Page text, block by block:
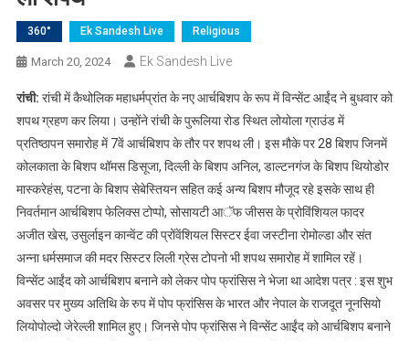
360° Ek Sandesh Live Religious
March 20, 2024 Ek Sandesh Live
रांची: रांची में कैथोलिक महाधर्मप्रांत के नए आर्चबिशप के रूप में विन्सेंट आईंद ने बुधवार को
शपथ ग्रहण कर लिया। उन्होंने रांची के पुरूलिया रोड स्थित लोयोला ग्राउंड में
प्रतिष्ठापन समारोह में 7वें आर्चबिशप के तौर पर शपथ ली। इस मौके पर 28 बिशप जिनमें
कोलकाता के बिशप थॉमस डिसूजा, दिल्ली के बिशप अनिल, डाल्टनगंज के बिशप थियोडोर
मास्करेहंस, पटना के बिशप सेबेस्तियन सहित कई अन्य बिशप मौजूद रहे इसके साथ ही
निवर्तमान आर्चबिशप फेलिक्स टोप्पो, सोसायटी आॅफ जीसस के प्रोविंशियल फादर
अजीत खेस, उसुर्लाइन कान्वेंट की प्रोंवेंशियल सिस्टर ईवा जस्टीना रोमोल्डा और संत
अन्ना धर्मसमाज की मदर सिस्टर लिली ग्रेस टोपनो भी शपथ समारोह में शामिल रहें।
विन्सेंट आईंद को आर्चबिशप बनाने को लेकर पोप फ्रांसिस ने भेजा था आदेश पत्र : इस शुभ
अवसर पर मुख्य अतिथि के रुप में पोप फ्रांसिस के भारत और नेपाल के राजदूत नूनसियो
लियोपोल्दो जेरेल्ली शामिल हुए। जिनसे पोप फ्रांसिस ने विन्सेंट आईंद को आर्चबिशप बनाने